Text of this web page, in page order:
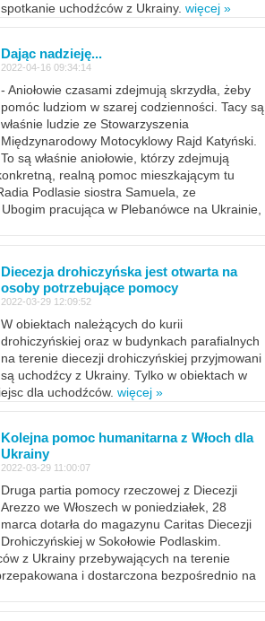
spotkanie uchodźców z Ukrainy. więcej »
Dając nadzieję...
2022-04-16 09:34:14
- Aniołowie czasami zdejmują skrzydła, żeby
pomóc ludziom w szarej codzienności. Tacy są
właśnie ludzie ze Stowarzyszenia
Międzynarodowy Motocyklowy Rajd Katyński.
To są właśnie aniołowie, którzy zdejmują
realną pomoc mieszkającym tu
Podlasie siostra Samuela, ze
pracująca w Plebanówce na Ukrainie,
Diecezja drohiczyńska jest otwarta na
osoby potrzebujące pomocy
2022-03-29 12:09:52
W obiektach należących do kurii
drohiczyńskiej oraz w budynkach parafialnych
na terenie diecezji drohiczyńskiej przyjmowani
są uchodźcy z Ukrainy. Tylko w obiektach w
dla uchodźców. więcej »
Kolejna pomoc humanitarna z Włoch dla
Ukrainy
2022-03-29 11:00:07
Druga partia pomocy rzeczowej z Diecezji
Arezzo we Włoszech w poniedziałek, 28
marca dotarła do magazynu Caritas Diecezji
Drohiczyńskiej w Sokołowie Podlaskim.
z Ukrainy przebywających na terenie
i dostarczona bezpośrednio na